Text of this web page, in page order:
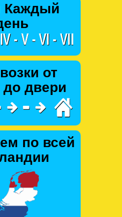
Каждый
от
двери
по всей